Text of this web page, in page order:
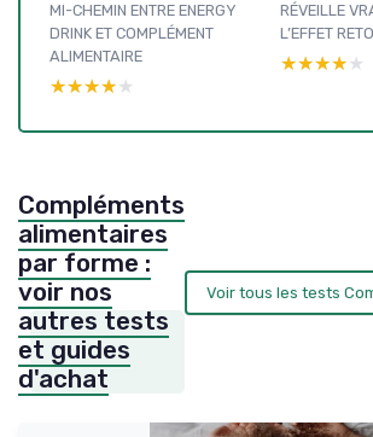
MI-CHEMIN ENTRE ENERGY
DRINK ET COMPLÉMENT
ALIMENTAIRE
★★★★★
★★★★★
RÉVEILLE
L’EFFET
★★★★★
★★★★★
Compléments
alimentaires
par forme :
voir nos
autres tests
et guides
d'achat
Voir tous les tests